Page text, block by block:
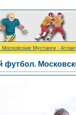
Мустанги -
футбол.